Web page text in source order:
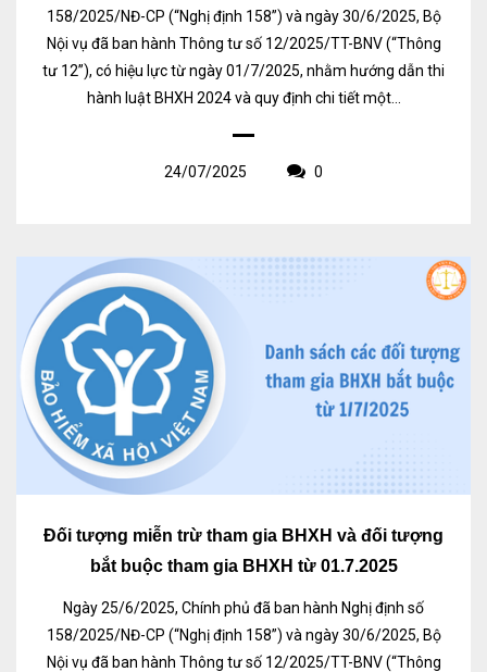
158/2025/NĐ-CP (“Nghị định 158”) và ngày 30/6/2025, Bộ
Nội vụ đã ban hành Thông tư số 12/2025/TT-BNV (“Thông
tư 12”), có hiệu lực từ ngày 01/7/2025, nhằm hướng dẫn thi
hành luật BHXH 2024 và quy định chi tiết một...
24/07/2025 0
Đối tượng miễn trừ tham gia BHXH và đối tượng
bắt buộc tham gia BHXH từ 01.7.2025
Ngày 25/6/2025, Chính phủ đã ban hành Nghị định số
158/2025/NĐ-CP (“Nghị định 158”) và ngày 30/6/2025, Bộ
Nội vụ đã ban hành Thông tư số 12/2025/TT-BNV (“Thông